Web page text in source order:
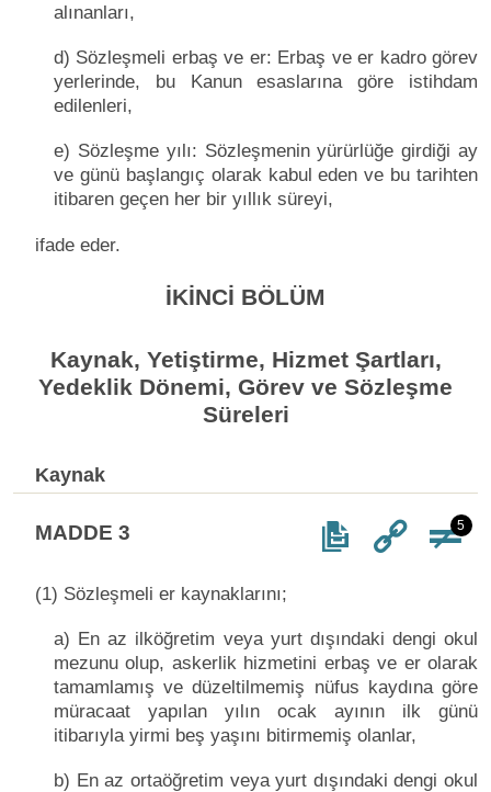
alınanları,
d) Sözleşmeli erbaş ve er: Erbaş ve er kadro görev
yerlerinde, bu Kanun esaslarına göre istihdam
edilenleri,
e) Sözleşme yılı: Sözleşmenin yürürlüğe girdiği ay
ve günü başlangıç olarak kabul eden ve bu tarihten
itibaren geçen her bir yıllık süreyi,
ifade eder.
İKİNCİ BÖLÜM
Kaynak, Yetiştirme, Hizmet Şartları,
Yedeklik Dönemi, Görev ve Sözleşme
Süreleri
Kaynak
MADDE 3 5
(1) Sözleşmeli er kaynaklarını;
a) En az ilköğretim veya yurt dışındaki dengi okul
mezunu olup, askerlik hizmetini erbaş ve er olarak
tamamlamış ve düzeltilmemiş nüfus kaydına göre
müracaat yapılan yılın ocak ayının ilk günü
itibarıyla yirmi beş yaşını bitirmemiş olanlar,
b) En az ortaöğretim veya yurt dışındaki dengi okul